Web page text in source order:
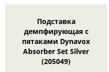
Подставка
демпфирующая с
пятаками Dynavox
Absorber Set Silver
(205049)